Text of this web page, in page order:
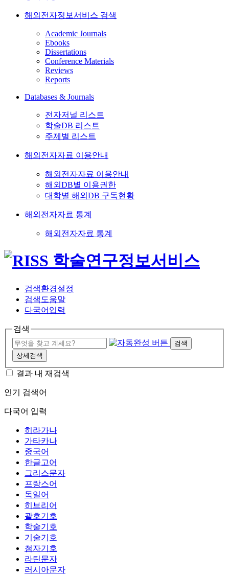
해외전자정보서비스 검색
Academic Journals
Ebooks
Dissertations
Conference Materials
Reviews
Reports
Databases & Journals
전자저널 리스트
학술DB 리스트
주제별 리스트
해외전자자료 이용안내
해외전자자료 이용안내
해외DB별 이용권한
대학별 해외DB 구독현황
해외전자자료 통계
해외전자자료 통계
검색환경설정
검색도움말
다국어입력
검색
검색
상세검색
결과 내 재검색
인기 검색어
다국어 입력
히라가나
가타카나
중국어
한글고어
그리스문자
프랑스어
독일어
히브리어
괄호기호
학술기호
기술기호
첨자기호
라틴문자
러시아문자